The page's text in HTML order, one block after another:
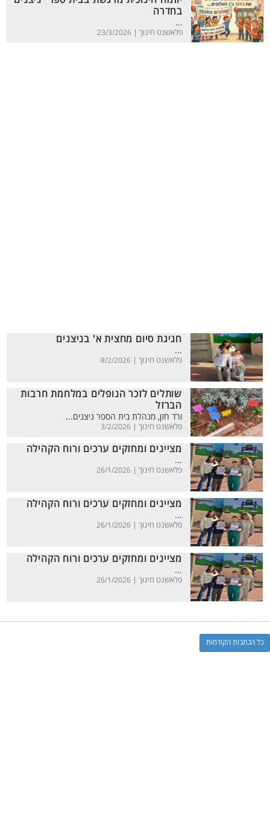
בחדרה
...
פלאשנט חינוך | 23/3/2026
חגיגת סיום מחצית א' בניצנים
...
פלאשנט חינוך | 8/2/2026
שותלים לזכר הנופלים במלחמת חרבות
הברזל
ורד חזן, מנהלת בית הספר ניצנים...
פלאשנט חינוך | 3/2/2026
מציינים ומחזקים ערכים ורוח הקהילה
...
פלאשנט חינוך | 26/1/2026
מציינים ומחזקים ערכים ורוח הקהילה
...
פלאשנט חינוך | 26/1/2026
מציינים ומחזקים ערכים ורוח הקהילה
...
פלאשנט חינוך | 26/1/2026
כל הכתבות הקודמות